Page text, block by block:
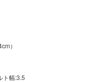
）
ト幅:3.5